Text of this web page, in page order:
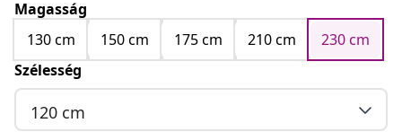
Magasság
130 cm
150 cm 175 cm 210 cm
230 cm
Szélesség
120 cm